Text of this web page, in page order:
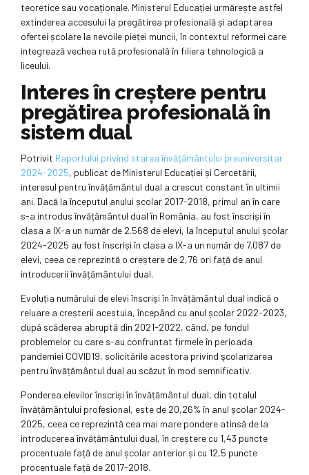
teoretice sau vocaționale. Ministerul Educației urmărește astfel
extinderea accesului la pregătirea profesională și adaptarea
ofertei școlare la nevoile pieței muncii, în contextul reformei care
integrează vechea rută profesională în filiera tehnologică a
liceului.
Interes în creștere pentru
pregătirea profesională în
sistem dual
Potrivit Raportului privind starea învățământului preuniversitar
2024-2025, publicat de Ministerul Educației și Cercetării,
interesul pentru învățământul dual a crescut constant în ultimii
ani. Dacă la începutul anului școlar 2017-2018, primul an în care
s-a introdus învățământul dual în România, au fost înscriși în
clasa a IX-a un număr de 2.568 de elevi, la începutul anului școlar
2024-2025 au fost înscriși în clasa a IX-a un număr de 7.087 de
elevi, ceea ce reprezintă o creștere de 2,76 ori față de anul
introducerii învățământului dual.
Evoluția numărului de elevi înscriși în învățământul dual indică o
reluare a creșterii acestuia, începând cu anul școlar 2022-2023,
după scăderea abruptă din 2021-2022, când, pe fondul
problemelor cu care s-au confruntat firmele în perioada
pandemiei COVID19, solicitările acestora privind şcolarizarea
pentru învățământul dual au scăzut în mod semnificativ.
Ponderea elevilor înscriși în învățământul dual, din totalul
învățământului profesional, este de 20,26% în anul școlar 2024-
2025, ceea ce reprezintă cea mai mare pondere atinsă de la
introducerea învățământului dual, în creștere cu 1,43 puncte
procentuale față de anul școlar anterior și cu 12,5 puncte
procentuale față de 2017-2018.